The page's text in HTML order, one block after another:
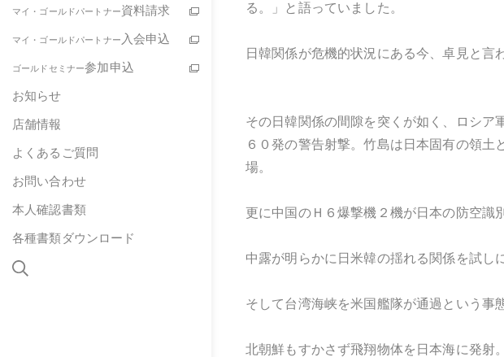
マイ・ゴールドパートナー資料請求
マイ・ゴールドパートナー 入会申込
ゴールドセミナー参加申込
お知らせ
店舗情報
よくあるご質問
お問い合わせ
本人確認書類
各種書類ダウンロード
る。」と語っていました。
日韓関係が危機的状況にある今、卓見と言
その日韓関係の間隙を突くが如く、ロシア
６０発の警告射撃。竹島は日本固有の領
場。
更に中国のＨ６爆撃機２機が日本の防空識
中露が明らかに日米韓の揺れる関係を試し
そして台湾海峡を米国艦隊が通過という事
北朝鮮もすかさず飛翔物体を日本海に発射。